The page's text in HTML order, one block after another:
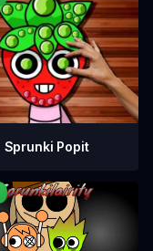
Sprunki Popit